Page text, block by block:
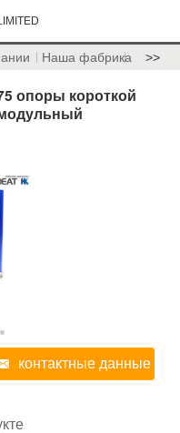
Наша фабрика >>
опоры короткой
контактные данные